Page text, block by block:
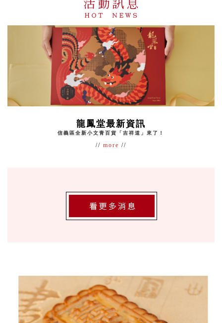
龍鳳堂最新資訊
信義區全新小文青百貨「吉祥道」來了！
// more //